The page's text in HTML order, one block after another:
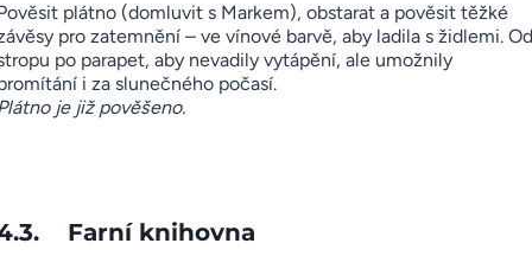
plátno (domluvit s Markem), obstarat a pověsit těžké
pro zatemnění – ve vínové barvě, aby ladila s židlemi. Od
po parapet, aby nevadily vytápění, ale umožnily
i za slunečného počasí.
je již pověšeno.
Farní knihovna